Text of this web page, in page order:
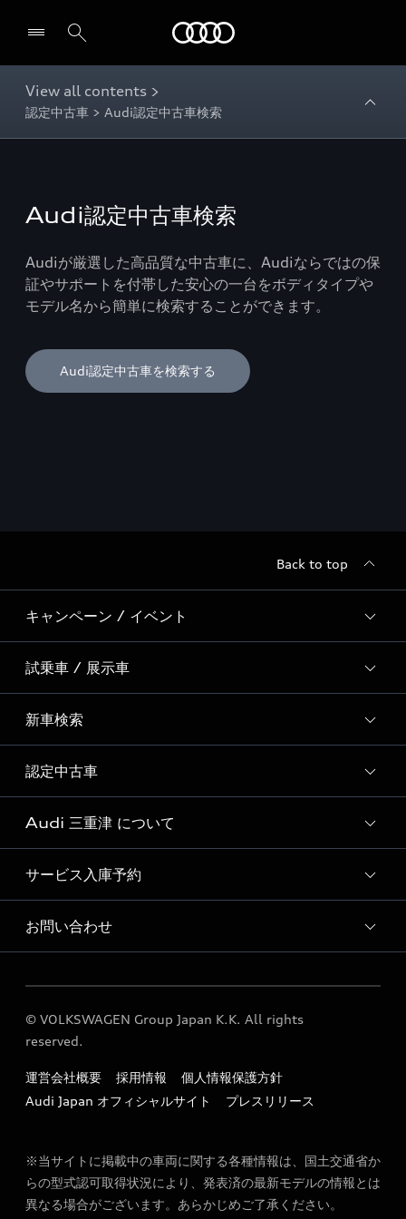
View all contents >
認定中古車 > Audi認定中古車検索
Audi認定中古車検索
Audiが厳選した高品質な中古車に、Audiならではの保
証やサポートを付帯した安心の一台をボディタイプや
モデル名から簡単に検索することができます。
Audi認定中古車を検索する
Back to top
キャンペーン / イベント
全国統一イベント
ディーラー独自イベント
試乗車 / 展示車
試乗予約
試乗車・展示車一覧
新車検索
新車検索
認定中古車
Audi認定中古車検索
Audi 三重津 について
Audi 三重津 店舗情報
Audi 三重津 認定中古車コーナー
Audi 三重津 運営会社概要
Audi 三重津 公式LINEアカウント
サービス入庫予約
Audi 三重津 サービス入庫予約
お問い合わせ
各種お問い合わせ
© VOLKSWAGEN Group Japan K.K. All rights
reserved.
運営会社概要 採用情報
個人情報保護方針
Audi Japan オフィシャルサイト
プレスリリース
※当サイトに掲載中の車両に関する各種情報は、国土交通省か
らの型式認可取得状況により、発表済の最新モデルの情報とは
異なる場合がございます。あらかじめご了承ください。